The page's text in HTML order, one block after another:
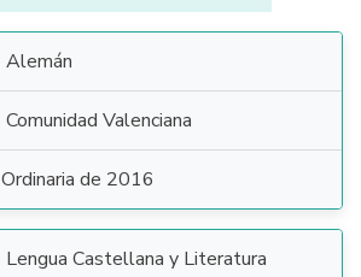
Alemán
Comunidad Valenciana
Ordinaria de 2016
Lengua Castellana y Literatura